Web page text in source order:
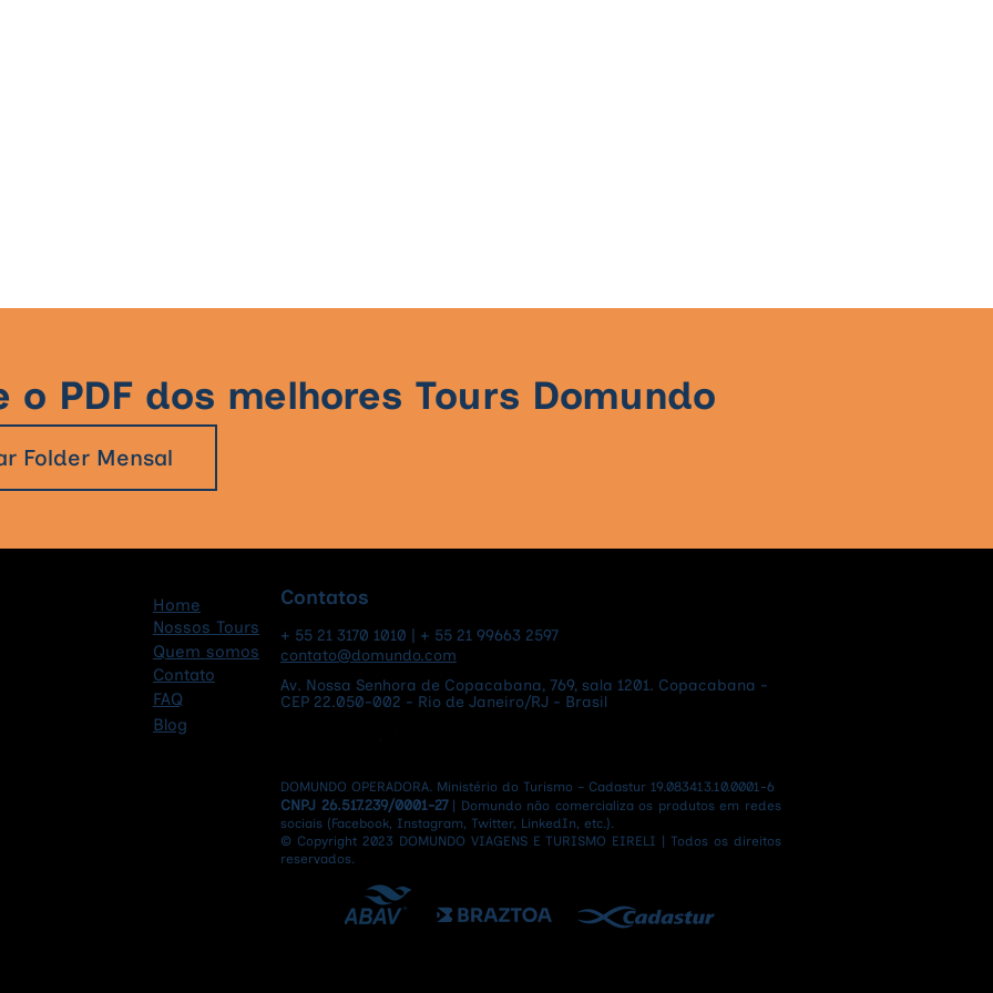
A milenar arte do chá no
o PDF dos melhores Tours Domundo
Folder Mensal
Home
Nossos Tours
Quem somos
Contato
FAQ
Blog
Contatos
+ 55 21 3170 1010 | + 55 21 99663 2597
contato@domundo.com
Av. Nossa Senhora de Copacabana, 769, sala 1201. Copacabana -
CEP 22.050-002 - Rio de Janeiro/RJ - Brasil​
DOMUNDO OPERADORA. Ministério do Turismo – Cadastur 19.083413.10.0001-6
CNPJ 26.517.239/0001-27| Domundo não comercializa os produtos em redes
sociais (Facebook, Instagram, Twitter, LinkedIn, etc.).
© Copyright 2023 DOMUNDO VIAGENS E TURISMO EIRELI | Todos os direitos
reservados.